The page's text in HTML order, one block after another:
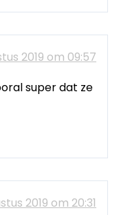
2019 om 09:57
super dat ze
2019 om 20:31